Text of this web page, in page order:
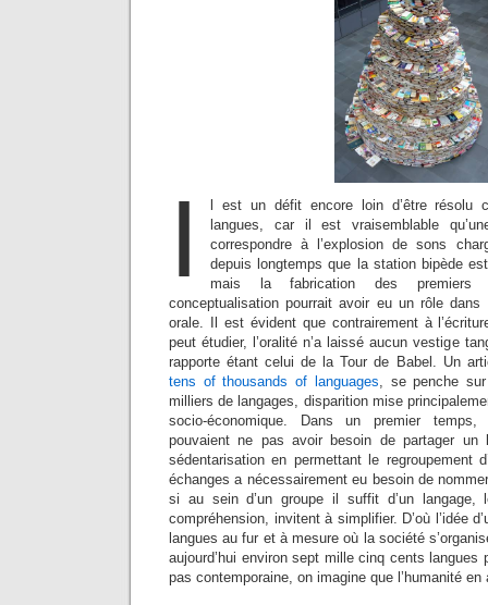
I
l est un défit encore loin d’être résolu
langues, car il est vraisemblable
correspondre à l’explosion de sons
depuis longtemps que la station bipède
mais la fabrication des premiers
conceptualisation pourrait avoir eu un rôle dans
orale. Il est évident que contrairement à
peut étudier, l’oralité n’a laissé aucun vestige
rapporte étant celui de la Tour de Babel. Un
tens of thousands of languages, se penche
milliers de langages, disparition mise
socio-économique. Dans un premier
pouvaient ne pas avoir besoin de partager un
sédentarisation en permettant le regroupement
échanges a nécessairement eu besoin de
si au sein d’un groupe il suffit d’un langage,
compréhension, invitent à simplifier. D’où l’idée
langues au fur et à mesure où la société
aujourd’hui environ sept mille cinq cents langues
pas contemporaine, on imagine que l’humanité